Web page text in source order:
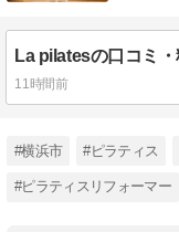
11時間前
#横浜市 #ピラティス
#ピラティスリフォーマー